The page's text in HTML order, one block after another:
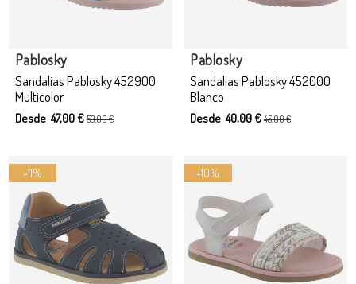
Sandalias Pablosky 452900
Multicolor
Pablosky
Desde 47,00 €53,00 €
Sandalias Pablosky 452000
Blanco
Pablosky
Desde 40,00 €45,00 €
-11% -10%